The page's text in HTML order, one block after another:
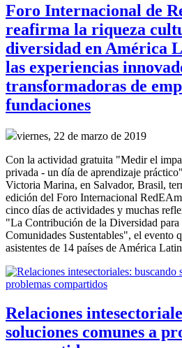
Foro Internacional de
reafirma la riqueza
diversidad en América
las experiencias
transformadoras de
fundaciones
viernes, 22 de marzo de 2019
Con la actividad gratuita "Medir el
privada - un día de aprendizaje
Victoria Marina, en Salvador, Brasil,
edición del Foro Internacional
cinco días de actividades y muchas
"La Contribución de la Diversidad para
Comunidades Sustentables", el evento
asistentes de 14 países de América
Relaciones
soluciones comunes a